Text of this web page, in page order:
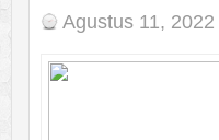
Agustus 11, 2022